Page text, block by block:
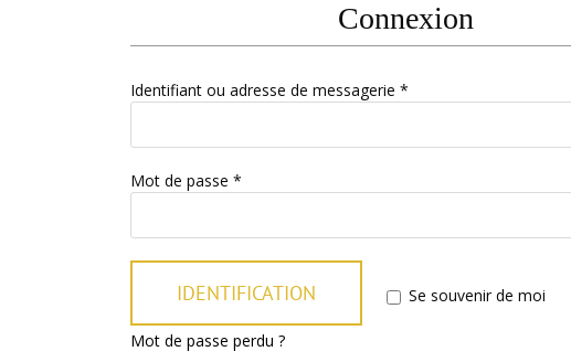
Connexion
Identifiant ou adresse de messagerie *
Mot de passe *
IDENTIFICATION Se souvenir de moi
Mot de passe perdu ?